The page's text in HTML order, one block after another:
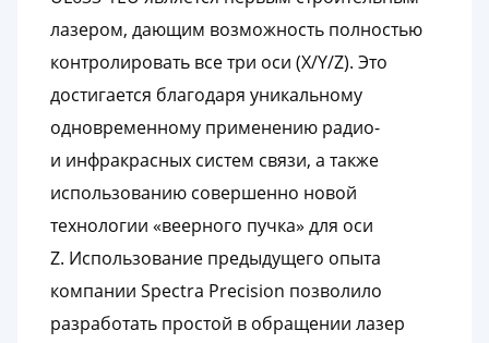
лазером, дающим возможность полностью
контролировать все три оси (X/Y/Z). Это
достигается благодаря уникальному
одновременному применению радио-
и инфракрасных систем связи, а также
использованию совершенно новой
технологии «веерного пучка» для оси
Z. Использование предыдущего опыта
компании Spectra Precision позволило
разработать простой в обращении лазер